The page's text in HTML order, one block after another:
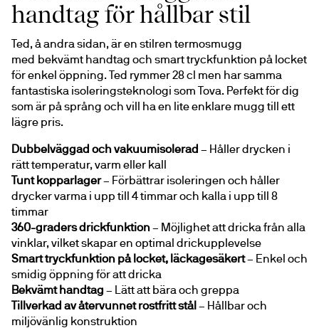
handtag för hållbar stil
Ted, å andra sidan, är en stilren termosmugg
med bekvämt handtag och smart tryckfunktion på locket
för enkel öppning. Ted rymmer 28 cl men har samma
fantastiska isoleringsteknologi som Tova. Perfekt för dig
som är på språng och vill ha en lite enklare mugg till ett
lägre pris.
Dubbelväggad och vakuumisolerad – Håller drycken i
rätt temperatur, varm eller kall
Tunt kopparlager – Förbättrar isoleringen och håller
drycker varma i upp till 4 timmar och kalla i upp till 8
timmar
360-graders drickfunktion – Möjlighet att dricka från alla
vinklar, vilket skapar en optimal drickupplevelse
Smart tryckfunktion på locket, läckagesäkert – Enkel och
smidig öppning för att dricka
Bekvämt handtag – Lätt att bära och greppa
Tillverkad av återvunnet rostfritt stål – Hållbar och
miljövänlig konstruktion